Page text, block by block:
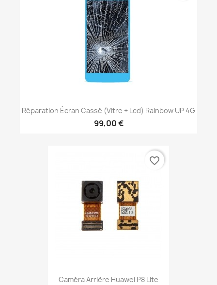
Réparation Écran Cassé (vitre + Lcd) Rainbow UP 4G
99,00 €
Caméra Arrière Huawei P8 Lite
favorite_border